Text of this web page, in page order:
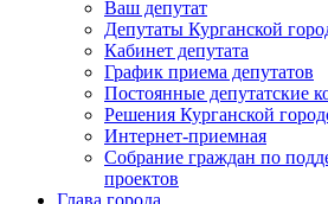
Ваш депутат
Депутаты Курганской
Кабинет депутата
График приема депутатов
Постоянные депутатские
Решения Курганской
Интернет-приемная
Собрание граждан по
проектов
Глава города